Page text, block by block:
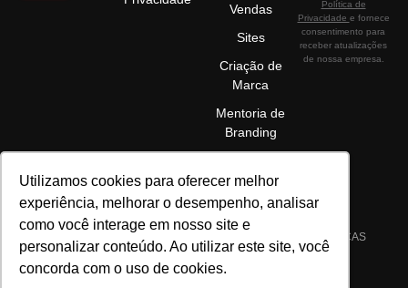
Utilizamos cookies para oferecer melhor
experiência, melhorar o desempenho, analisar
como você interage em nosso site e
personalizar conteúdo. Ao utilizar este site, você
concorda com o uso de cookies.
Vendas
Sites
Criação de
Marca
Mentoria de
Branding
Política de
Privacidade e fornece
consentimento para
receber atualizações
de nossa empresa.
©2025 ELÉVON - MARKETING DIGITAL E GESTÃO DE MARCAS